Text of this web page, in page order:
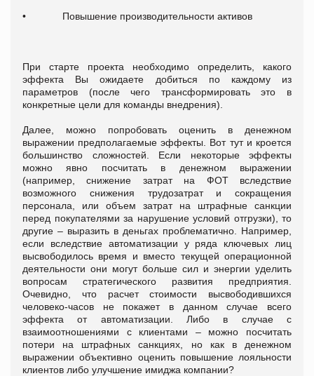
• Повышение производительности активов
При старте проекта необходимо определить, какого
эффекта Вы ожидаете добиться по каждому из
параметров (после чего трансформировать это в
конкретные цели для команды внедрения).
Далее, можно попробовать оценить в денежном
выражении предполагаемые эффекты. Вот тут и кроется
большинство сложностей. Если некоторые эффекты
можно явно посчитать в денежном выражении
(например, снижение затрат на ФОТ вследствие
возможного снижения трудозатрат и сокращения
персонала, или объем затрат на штрафные санкции
перед покупателями за нарушение условий отгрузки), то
другие – выразить в деньгах проблематично. Например,
если вследствие автоматизации у ряда ключевых лиц
высвободилось время и вместо текущей операционной
деятельности они могут больше сил и энергии уделить
вопросам стратегического развития предприятия.
Очевидно, что расчет стоимости высвободившихся
человеко-часов не покажет в данном случае всего
эффекта от автоматизации. Либо в случае с
взаимоотношениями с клиентами – можно посчитать
потери на штрафных санкциях, но как в денежном
выражении объективно оценить повышение лояльности
клиентов либо улучшение имиджа компании?